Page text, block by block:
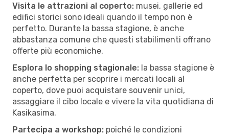
Visita le attrazioni al coperto: musei, gallerie ed
edifici storici sono ideali quando il tempo non è
perfetto. Durante la bassa stagione, è anche
abbastanza comune che questi stabilimenti offrano
offerte più economiche.
Esplora lo shopping stagionale: la bassa stagione è
anche perfetta per scoprire i mercati locali al
coperto, dove puoi acquistare souvenir unici,
assaggiare il cibo locale e vivere la vita quotidiana di
Kasikasima.
Partecipa a workshop: poiché le condizioni